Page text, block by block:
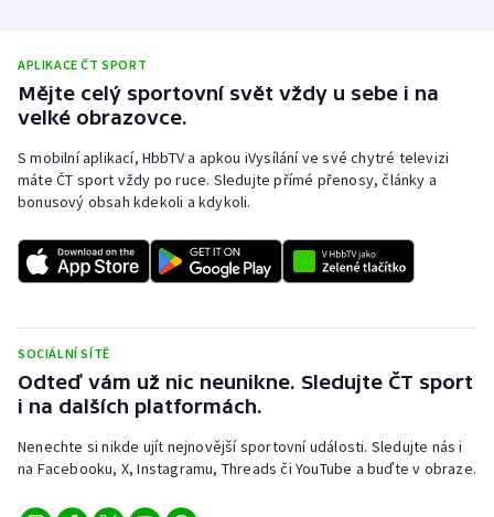
APLIKACE ČT SPORT
Mějte celý sportovní svět vždy u sebe i na
velké obrazovce.
S mobilní aplikací, HbbTV a apkou iVysílání ve své chytré televizi
máte ČT sport vždy po ruce. Sledujte přímé přenosy, články a
bonusový obsah kdekoli a kdykoli.
SOCIÁLNÍ SÍTĚ
Odteď vám už nic neunikne. Sledujte ČT sport
i na dalších platformách.
Nenechte si nikde ujít nejnovější sportovní události. Sledujte nás i
na Facebooku, X, Instagramu, Threads či YouTube a buďte v obraze.